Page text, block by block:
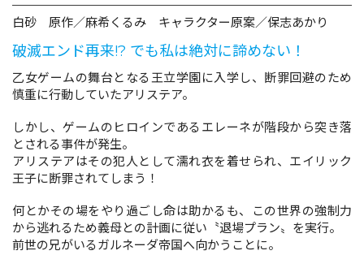
リキューレ
コミックエッセイ
閉じる
白砂 原作／麻希くるみ キャラクター原案／保志あかり
破滅エンド再来!? でも私は絶対に諦めない！
乙女ゲームの舞台となる王立学園に入学し、断罪回避のため
慎重に行動していたアリステア。
しかし、ゲームのヒロインであるエレーネが階段から突き落
とされる事件が発生。
アリステアはその犯人として濡れ衣を着せられ、エイリック
王子に断罪されてしまう！
何とかその場をやり過ごし命は助かるも、この世界の強制力
から逃れるため義母との計画に従い〝退場プラン〟を実行。
前世の兄がいるガルネーダ帝国へ向かうことに。